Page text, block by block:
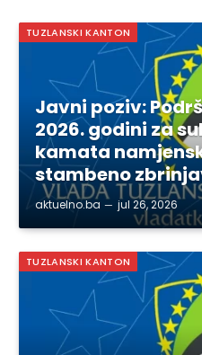
TUZLANSKI KANTON
Javni poziv:
2026. godini za
kamata
stambeno
aktuelno.ba jul 26, 2026
TUZLANSKI KANTON